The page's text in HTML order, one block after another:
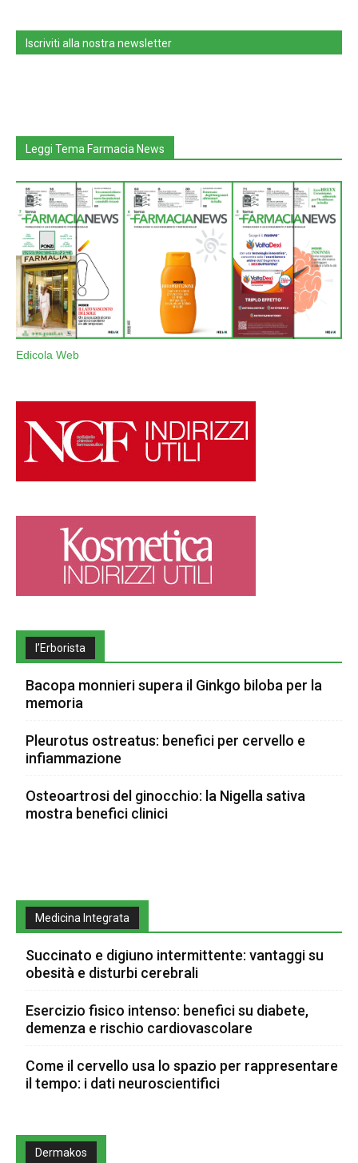
Iscriviti alla nostra newsletter
Leggi Tema Farmacia News
Edicola Web
l’Erborista
Bacopa monnieri supera il Ginkgo biloba per la
memoria
Pleurotus ostreatus: benefici per cervello e
infiammazione
Osteoartrosi del ginocchio: la Nigella sativa
mostra benefici clinici
Medicina Integrata
Succinato e digiuno intermittente: vantaggi su
obesità e disturbi cerebrali
Esercizio fisico intenso: benefici su diabete,
demenza e rischio cardiovascolare
Come il cervello usa lo spazio per rappresentare
il tempo: i dati neuroscientifici
Dermakos